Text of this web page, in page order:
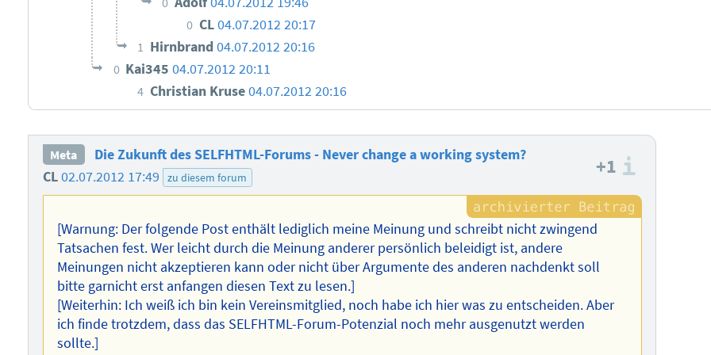
0 CL04.07.2012 20:17
1 Hirnbrand04.07.2012 20:16
0 Kai34504.07.2012 20:11
4 Christian Kruse04.07.2012 20:16
Meta
Die Zukunft des SELFHTML-Forums - Never change a working system?
CL02.07.2012 17:49 zu diesem forum +1
[Warnung: Der folgende Post enthält lediglich meine Meinung und schreibt nicht zwingend
Tatsachen fest. Wer leicht durch die Meinung anderer persönlich beleidigt ist, andere
Meinungen nicht akzeptieren kann oder nicht über Argumente des anderen nachdenkt soll
bitte garnicht erst anfangen diesen Text zu lesen.]
[Weiterhin: Ich weiß ich bin kein Vereinsmitglied, noch habe ich hier was zu entscheiden. Aber
ich finde trotzdem, dass das SELFHTML-Forum-Potenzial noch mehr ausgenutzt werden
sollte.]